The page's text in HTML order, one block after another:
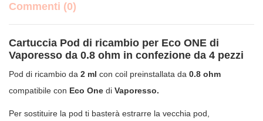
Commenti (0)
Cartuccia Pod di ricambio per Eco ONE di
Vaporesso da 0.8 ohm in confezione da 4 pezzi
Pod di ricambio da 2 ml con coil preinstallata da 0.8 ohm
compatibile con Eco One di Vaporesso.
Per sostituire la pod ti basterà estrarre la vecchia pod,